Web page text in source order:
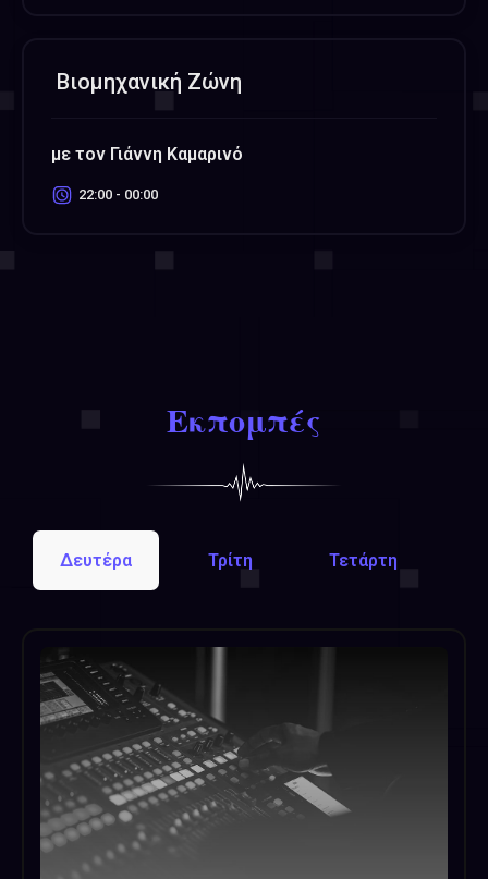
Βιομηχανική Ζώνη
με τον Γιάννη Καμαρινό
22:00 - 00:00
Εκπομπές
Δευτέρα Τρίτη Τετάρτη